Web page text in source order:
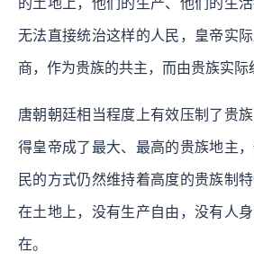
无法直接统治这样的人民，皇帝实
商，作为贵族的共主，而由贵族实际
唐朝朝廷相当程度上有效压制了贵
得皇帝成了最大、最高的贵族地主
民的方式仍然维持着高度的贵族制
在土地上，没有生产自由，没有人
在。